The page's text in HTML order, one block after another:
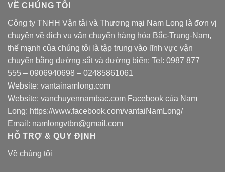
VỀ CHÚNG TÔI
Công ty TNHH Vận tải và Thương mại Nam Long là đơn vị
chuyên về dịch vụ vận chuyển hàng hóa Bắc-Trung-Nam,
thế mạnh của chúng tôi là tập trung vào lĩnh vực vận
chuyển bằng đường sắt và đường biển: Tel: 0987 877
555 – 0906940698 – 02485861061
Website: vantainamlong.com
Website: vanchuyennambac.com Facebook của Nam
Long: https://www.facebook.com/vantaiNamLong/
Email: namlongvtbn@gmail.com
HỖ TRỢ & QUY ĐỊNH
Về chúng tôi